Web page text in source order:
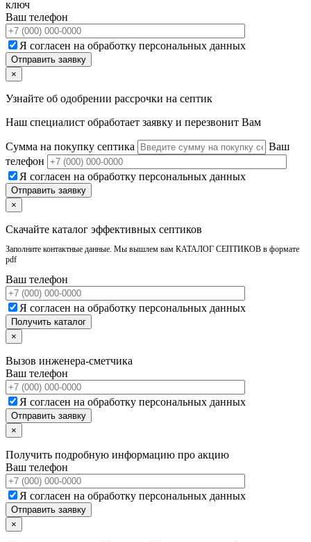
ключ
Ваш телефон
Я согласен на обработку персональных данных
×
Узнайте об одобрении рассрочки на септик
Наш специалист обработает заявку и перезвонит Вам
Сумма на покупку септика
Ваш
телефон
Я согласен на обработку персональных данных
×
Скачайте каталог эффективных септиков
Заполните контактные данные. Мы вышлем вам КАТАЛОГ СЕПТИКОВ в формате
pdf
Ваш телефон
Я согласен на обработку персональных данных
×
Вызов инженера-сметчика
Ваш телефон
Я согласен на обработку персональных данных
×
Получить подробную информацию про акцию
Ваш телефон
Я согласен на обработку персональных данных
×